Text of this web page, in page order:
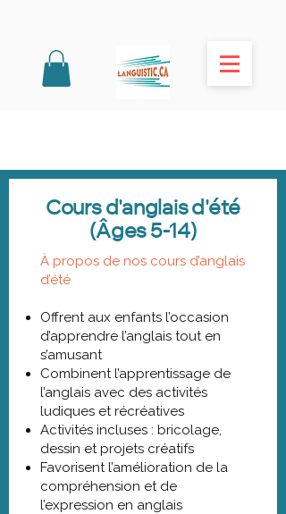
Cours d'anglais d'été
(Âges 5-14)
À propos de nos cours d’anglais
d’été
Offrent aux enfants l’occasion
d’apprendre l’anglais tout en
s’amusant
Combinent l’apprentissage de
l’anglais avec des activités
ludiques et récréatives
Activités incluses : bricolage,
dessin et projets créatifs
Favorisent l’amélioration de la
compréhension et de
l’expression en anglais